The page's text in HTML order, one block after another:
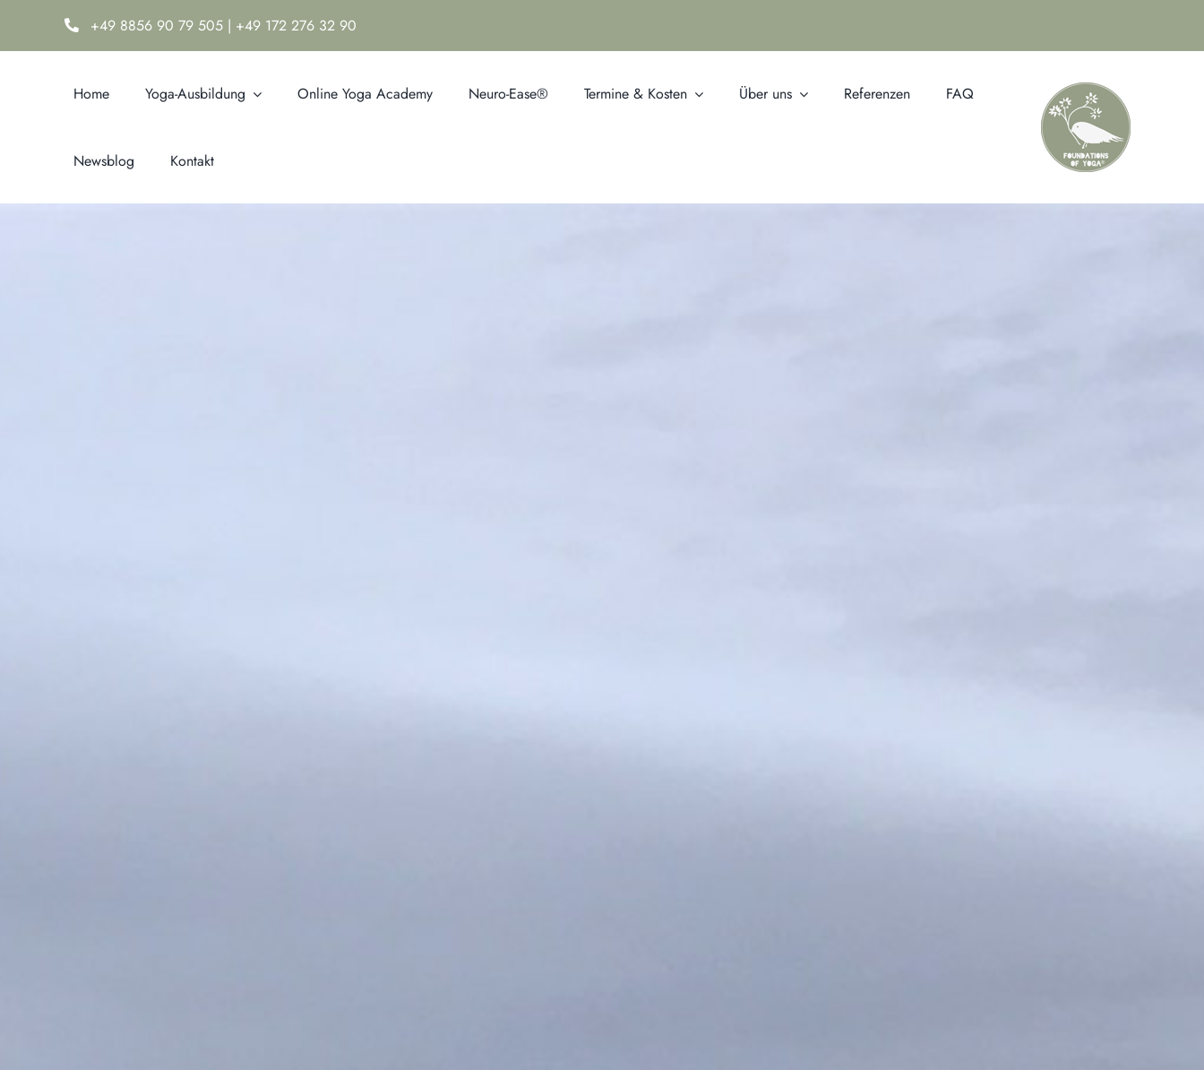
+49 8856 90 79 505| +49 172 276 32 90
Home Yoga-Ausbildung Online Yoga Academy Neuro-Ease® Termine & Kosten Über uns Referenzen FAQ
Newsblog Kontakt